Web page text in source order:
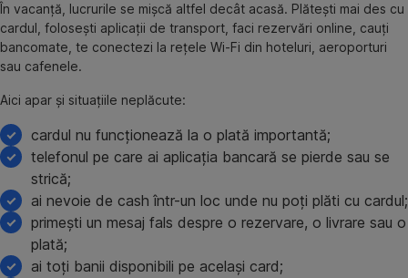
În vacanță, lucrurile se mișcă altfel decât acasă. Plătești mai des cu
cardul, folosești aplicații de transport, faci rezervări online, cauți
bancomate, te conectezi la rețele Wi-Fi din hoteluri, aeroporturi
sau cafenele.
Aici apar și situațiile neplăcute:
cardul nu funcționează la o plată importantă;
telefonul pe care ai aplicația bancară se pierde sau se
strică;
ai nevoie de cash într-un loc unde nu poți plăti cu cardul;
primești un mesaj fals despre o rezervare, o livrare sau o
plată;
ai toți banii disponibili pe același card;